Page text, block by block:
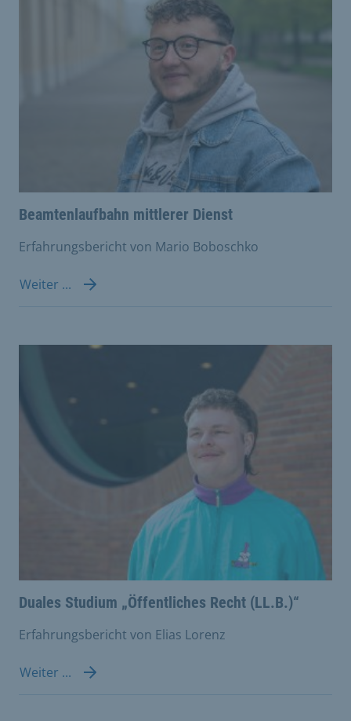
Beamtenlaufbahn mittlerer Dienst
Erfahrungsbericht von Mario Boboschko
Weiter ...
Duales Studium „Öffentliches Recht (LL.B.)“
Erfahrungsbericht von Elias Lorenz
Weiter ...